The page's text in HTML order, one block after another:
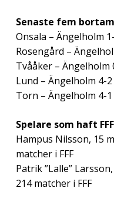
Senaste fem
Onsala – Ängelholm
Rosengård –
Tvååker – Ängelholm
Lund – Ängelholm 4-2
Torn – Ängelholm 4-1
Spelare som haft
Hampus Nilsson, 15
matcher i FFF
Patrik ”Lalle”
214 matcher i FFF